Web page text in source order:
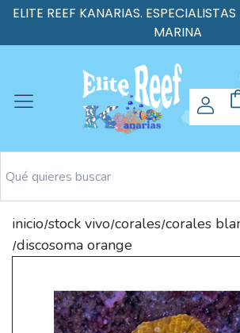
ELITE REEF KANARIAS.
MARINA
inicio/stock vivo/corales/corales
/discosoma orange